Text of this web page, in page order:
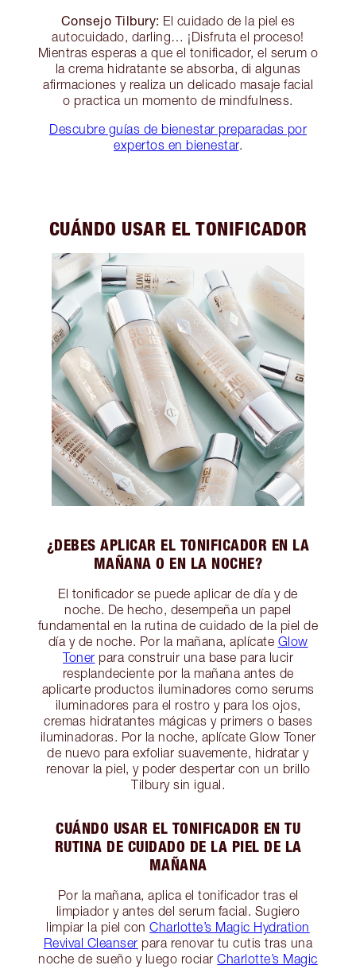
Consejo Tilbury: El cuidado de la piel es
autocuidado, darling… ¡Disfruta el proceso!
Mientras esperas a que el tonificador, el serum o
la crema hidratante se absorba, di algunas
afirmaciones y realiza un delicado masaje facial
o practica un momento de mindfulness.
Descubre guías de bienestar preparadas por
expertos en bienestar.
CUÁNDO USAR EL TONIFICADOR
¿DEBES APLICAR EL TONIFICADOR EN LA
MAÑANA O EN LA NOCHE?
El tonificador se puede aplicar de día y de
noche. De hecho, desempeña un papel
fundamental en la rutina de cuidado de la piel de
día y de noche. Por la mañana, aplícate Glow
Toner para construir una base para lucir
resplandeciente por la mañana antes de
aplicarte productos iluminadores como serums
iluminadores para el rostro y para los ojos,
cremas hidratantes mágicas y primers o bases
iluminadoras. Por la noche, aplícate Glow Toner
de nuevo para exfoliar suavemente, hidratar y
renovar la piel, y poder despertar con un brillo
Tilbury sin igual.
CUÁNDO USAR EL TONIFICADOR EN TU
RUTINA DE CUIDADO DE LA PIEL DE LA
MAÑANA
Por la mañana, aplica el tonificador tras el
limpiador y antes del serum facial. Sugiero
limpiar la piel conCharlotte’s Magic Hydration
Revival Cleanser para renovar tu cutis tras una
noche de sueño y luego rociarCharlotte’s Magic